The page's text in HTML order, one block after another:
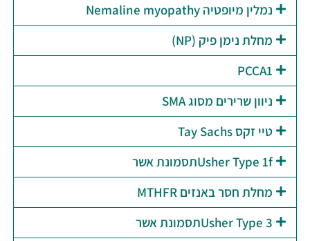
נמלין מיופטיה Nemaline myopathy
מחלת נימן פיק (NP)
PCCA1
ניוון שרירים מסוג SMA
טיי זקס Tay Sachs
Usher Type 1fתסמונת אשר
מחלת חסר באנזים MTHFR
Usher Type 3תסמונת אשר